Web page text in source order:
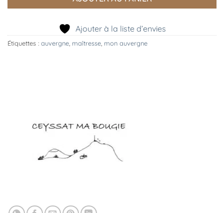
Ajouter à la liste d’envies
Étiquettes : auvergne, maîtresse, mon auvergne